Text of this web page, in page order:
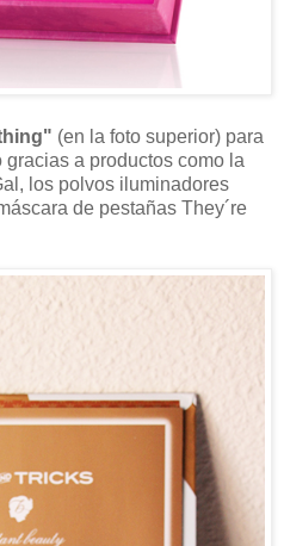
(en la foto superior) para
a productos como la
los polvos iluminadores
de pestañas They´re